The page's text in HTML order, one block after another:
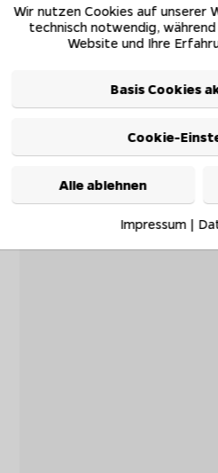
Wir nutzen Cookies auf unserer
technisch notwendig,
Website und Ihre
Basis Cookies
Cookie-
Alle ablehnen
Impressum|